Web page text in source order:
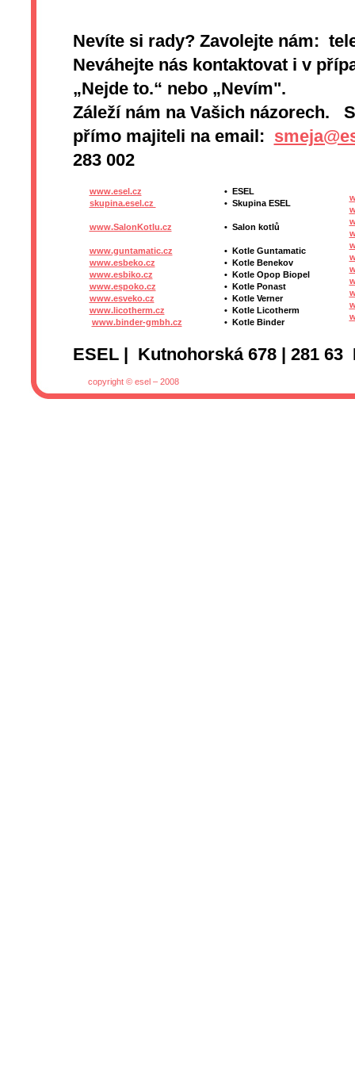
Nevíte si rady? Zavolejte nám:
Neváhejte nás kontaktovat i v
„Nejde to.“ nebo „Nevím".
Záleží nám na Vašich názorech.
přímo majiteli na email:
283 002
www.esel.cz
skupina.esel.cz
www.SalonKotlu.cz
www.guntamatic.cz
www.esbeko.cz
www.esbiko.cz
www.espoko.cz
www.esveko.cz
www.licotherm.cz
www.binder-gmbh.cz
• ESEL
• Skupina ESEL
• Salon kotlů
• Kotle Guntamatic
• Kotle Benekov
• Kotle Opop Biopel
• Kotle Ponast
• Kotle Verner
• Kotle Licotherm
• Kotle Binder
ESEL | Kutnohorská 678 | 281
copyright © esel – 2008